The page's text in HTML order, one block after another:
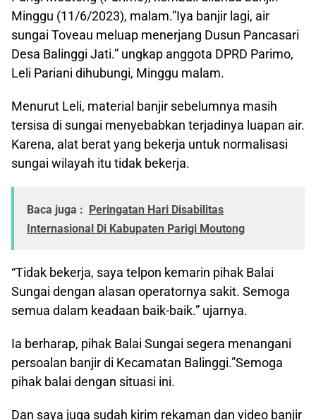
Minggu (11/6/2023), malam.”Iya banjir lagi, air
sungai Toveau meluap menerjang Dusun Pancasari
Desa Balinggi Jati.” ungkap anggota DPRD Parimo,
Leli Pariani dihubungi, Minggu malam.
Menurut Leli, material banjir sebelumnya masih
tersisa di sungai menyebabkan terjadinya luapan air.
Karena, alat berat yang bekerja untuk normalisasi
sungai wilayah itu tidak bekerja.
Baca juga : Peringatan Hari Disabilitas
Internasional Di Kabupaten Parigi Moutong
“Tidak bekerja, saya telpon kemarin pihak Balai
Sungai dengan alasan operatornya sakit. Semoga
semua dalam keadaan baik-baik.” ujarnya.
Ia berharap, pihak Balai Sungai segera menangani
persoalan banjir di Kecamatan Balinggi.”Semoga
pihak balai dengan situasi ini.
Dan saya juga sudah kirim rekaman dan video banjir